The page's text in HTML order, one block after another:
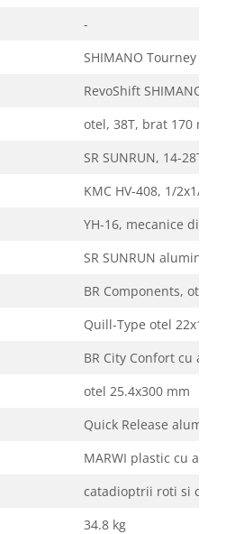
-
SHIMANO Tourney TY-
RevoShift SHIMANO
otel, 38T, brat 170
SR SUNRUN, 14-28T, 7
KMC HV-408, 1/2x1/
YH-16, mecanice disc,
SR SUNRUN
BR Components, otel
Quill-Type otel
BR City Confort cu
otel 25.4x300 mm
Quick Release aluminiu
MARWI plastic cu ax
catadioptrii roti si
34.8 kg